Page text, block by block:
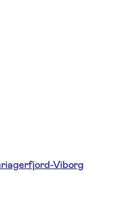
Viborg